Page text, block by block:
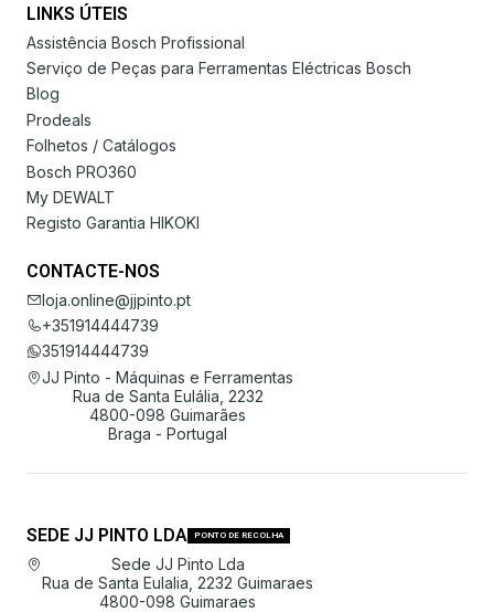
LINKS ÚTEIS
Assistência Bosch Profissional
Serviço de Peças para Ferramentas Eléctricas Bosch
Blog
Prodeals
Folhetos / Catálogos
Bosch PRO360
My DEWALT
Registo Garantia HIKOKI
CONTACTE-NOS
loja.online@jjpinto.pt
+351914444739
351914444739
JJ Pinto - Máquinas e Ferramentas
Rua de Santa Eulália, 2232
4800-098 Guimarães
Braga - Portugal
SEDE JJ PINTO LDA PONTO DE RECOLHA
Sede JJ Pinto Lda
Rua de Santa Eulalia, 2232 Guimaraes
4800-098 Guimaraes